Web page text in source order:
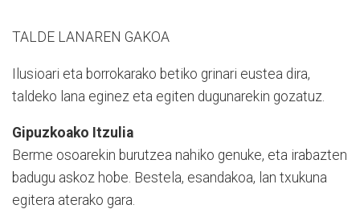
TALDE LANAREN GAKOA
Ilusioari eta borrokarako betiko grinari eustea dira,
taldeko lana eginez eta egiten dugunarekin gozatuz.
Gipuzkoako Itzulia
Berme osoarekin burutzea nahiko genuke, eta irabazten
badugu askoz hobe. Bestela, esandakoa, lan txukuna
egitera aterako gara.